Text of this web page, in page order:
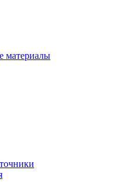
материалы